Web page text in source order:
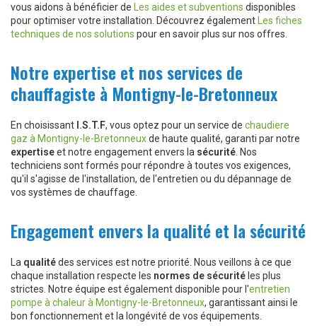
vous aidons à bénéficier de
Les aides et subventions disponibles
pour optimiser votre installation. Découvrez également
Les fiches
techniques de nos solutions pour en savoir plus sur nos offres.
Notre expertise et nos services de
chauffagiste à Montigny-le-Bretonneux
En choisissant I.S.T.F, vous optez pour un service de chaudiere
gaz à Montigny-le-Bretonneuxde haute qualité, garanti par notre
expertiseet notre engagement envers la sécurité . Nos
techniciens sont formés pour répondre à toutes vos exigences,
qu'il s'agisse de l'installation, de l'entretien ou du dépannage de
vos systèmes de chauffage.
Engagement envers la qualité et la sécurité
La qualitédes services est notre priorité. Nous veillons à ce que
chaque installation respecte les normes de sécurité les plus
strictes. Notre équipe est également disponible pour l'entretien
pompe à chaleur à Montigny-le-Bretonneux, garantissant ainsi le
bon fonctionnement et la longévité de vos équipements.